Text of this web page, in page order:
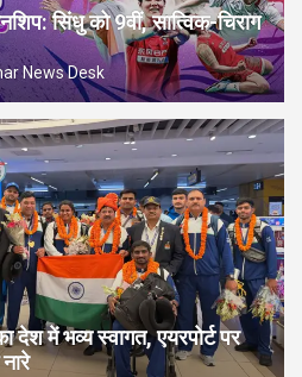
सिंधु को 9वीं, सात्विक-चिराग
News Desk
देश में भव्य स्वागत, एयरपोर्ट पर